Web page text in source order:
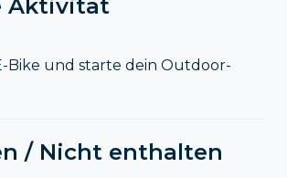
Aktivität
Bike und starte dein Outdoor-
/ Nicht enthalten